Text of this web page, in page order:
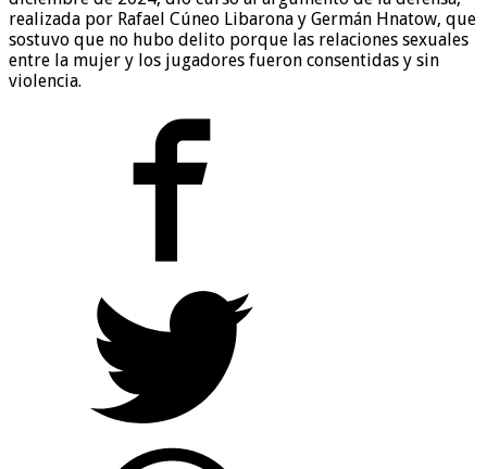
realizada por Rafael Cúneo Libarona y Germán Hnatow, que
sostuvo que no hubo delito porque las relaciones sexuales
entre la mujer y los jugadores fueron consentidas y sin
violencia.